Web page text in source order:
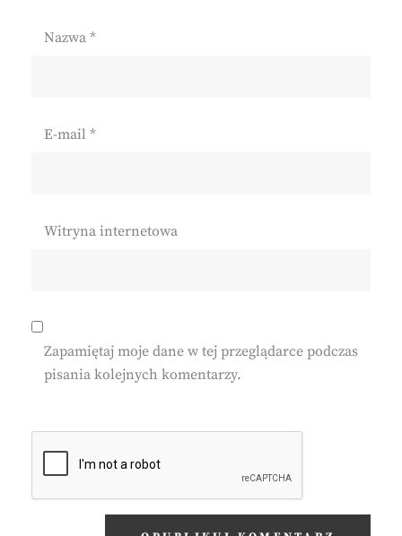
Nazwa *
E-mail *
Witryna internetowa
Zapamiętaj moje dane w tej przeglądarce podczas
pisania kolejnych komentarzy.